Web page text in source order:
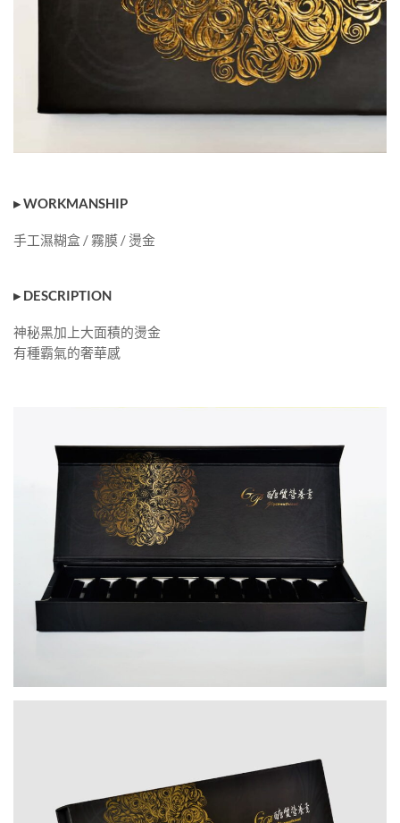
▸ WORKMANSHIP
手工濕糊盒 / 霧膜 / 燙金
▸ DESCRIPTION
神秘黑加上大面積的燙金
有種霸氣的奢華感